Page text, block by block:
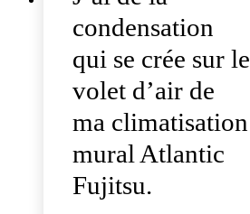
condensation
qui se crée sur le
volet d’air de
ma climatisation
mural Atlantic
Fujitsu.